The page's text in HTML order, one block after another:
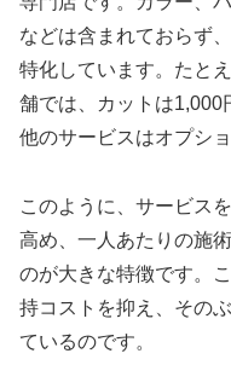
などは含まれておらず
特化しています。たと
舗では、カットは1,000
他のサービスはオプシ
このように、サービス
高め、一人あたりの施
のが大きな特徴です。
持コストを抑え、その
ているのです。